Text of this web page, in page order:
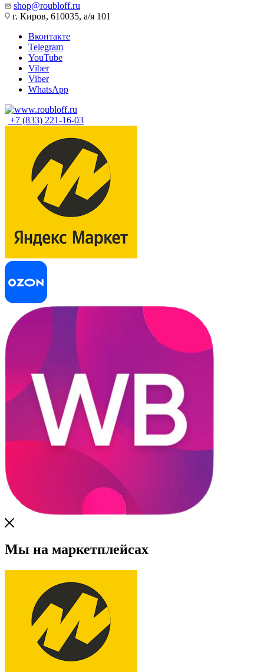
shop@roubloff.ru
г. Киров, 610035, а/я 101
Вконтакте
Telegram
YouTube
Viber
Viber
WhatsApp
+7 (833) 221-16-03
Мы на маркетплейсах